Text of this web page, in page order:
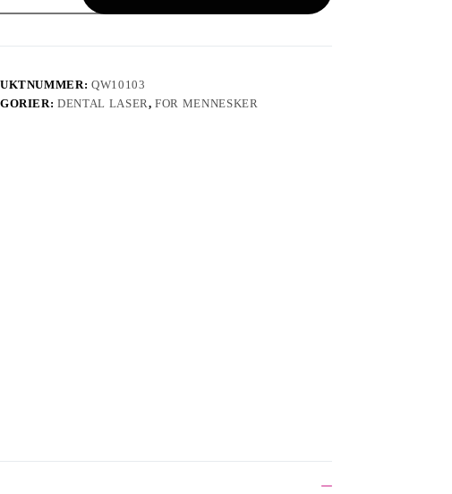
QW10103
DENTAL LASER,FOR MENNESKER